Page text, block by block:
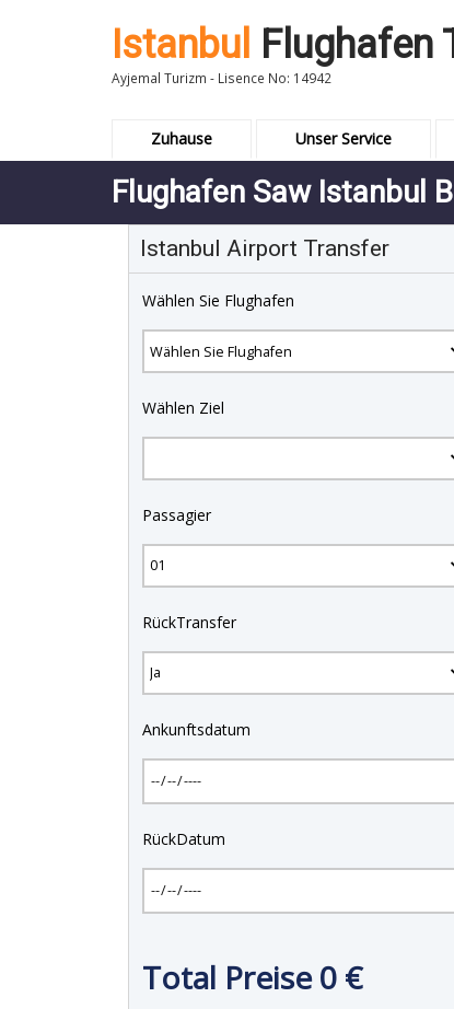
Istanbul Flughafen
Ayjemal Turizm - Lisence No: 14942
Zuhause Unser Service
Flughafen Saw Istanbul
Istanbul Airport Transfer
Wählen Sie Flughafen
Wählen Ziel
Passagier
RückTransfer
Ankunftsdatum
RückDatum
Total Preise0 €